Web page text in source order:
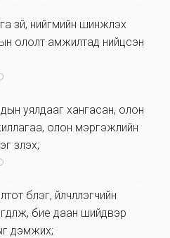
зүй, нийгмийн шинжлэх
ололт амжилтад нийцсэн
уялдааг хангасан, олон
олон мэргэжлийн
бүлэг, үйлчлүүлэгчийн
бие даан шийдвэр
дэмжих;